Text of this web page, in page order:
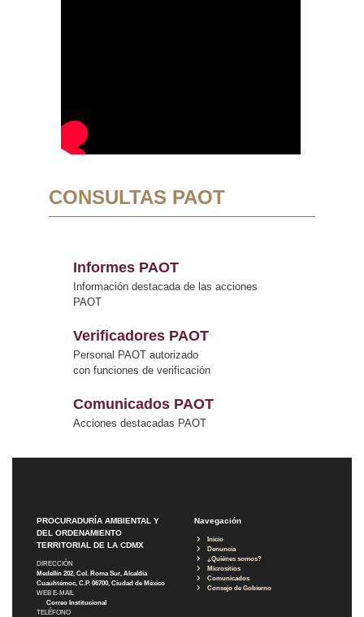
CONSULTAS PAOT
Informes PAOT
Información destacada de las acciones
PAOT
Verificadores PAOT
Personal PAOT autorizado
con funciones de verificación
Comunicados PAOT
Acciones destacadas PAOT
PROCURADURÍA AMBIENTAL Y
DEL ORDENAMIENTO
TERRITORIAL DE LA CDMX
DIRECCIÓN
Medellín 202, Col. Roma Sur, Alcaldía
Cuauhtémoc, C.P. 06700, Ciudad de México
WEB E-MAIL
Correo Institucional
TELÉFONO
Navegación
Inicio
Denuncia
¿Quiénes somos?
Micrositios
Comunicados
Consejo de Gobierno